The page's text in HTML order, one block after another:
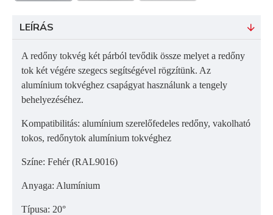
LEÍRÁS
A redőny tokvég két párból tevődik össze melyet a redőny
tok két végére szegecs segítségével rögzítünk. Az
alumínium tokvéghez csapágyat használunk a tengely
behelyezéséhez.
Kompatibilitás: alumínium szerelőfedeles redőny, vakolható
tokos, redőnytok alumínium tokvéghez
Színe: Fehér (RAL9016)
Anyaga: Alumínium
Típusa: 20°